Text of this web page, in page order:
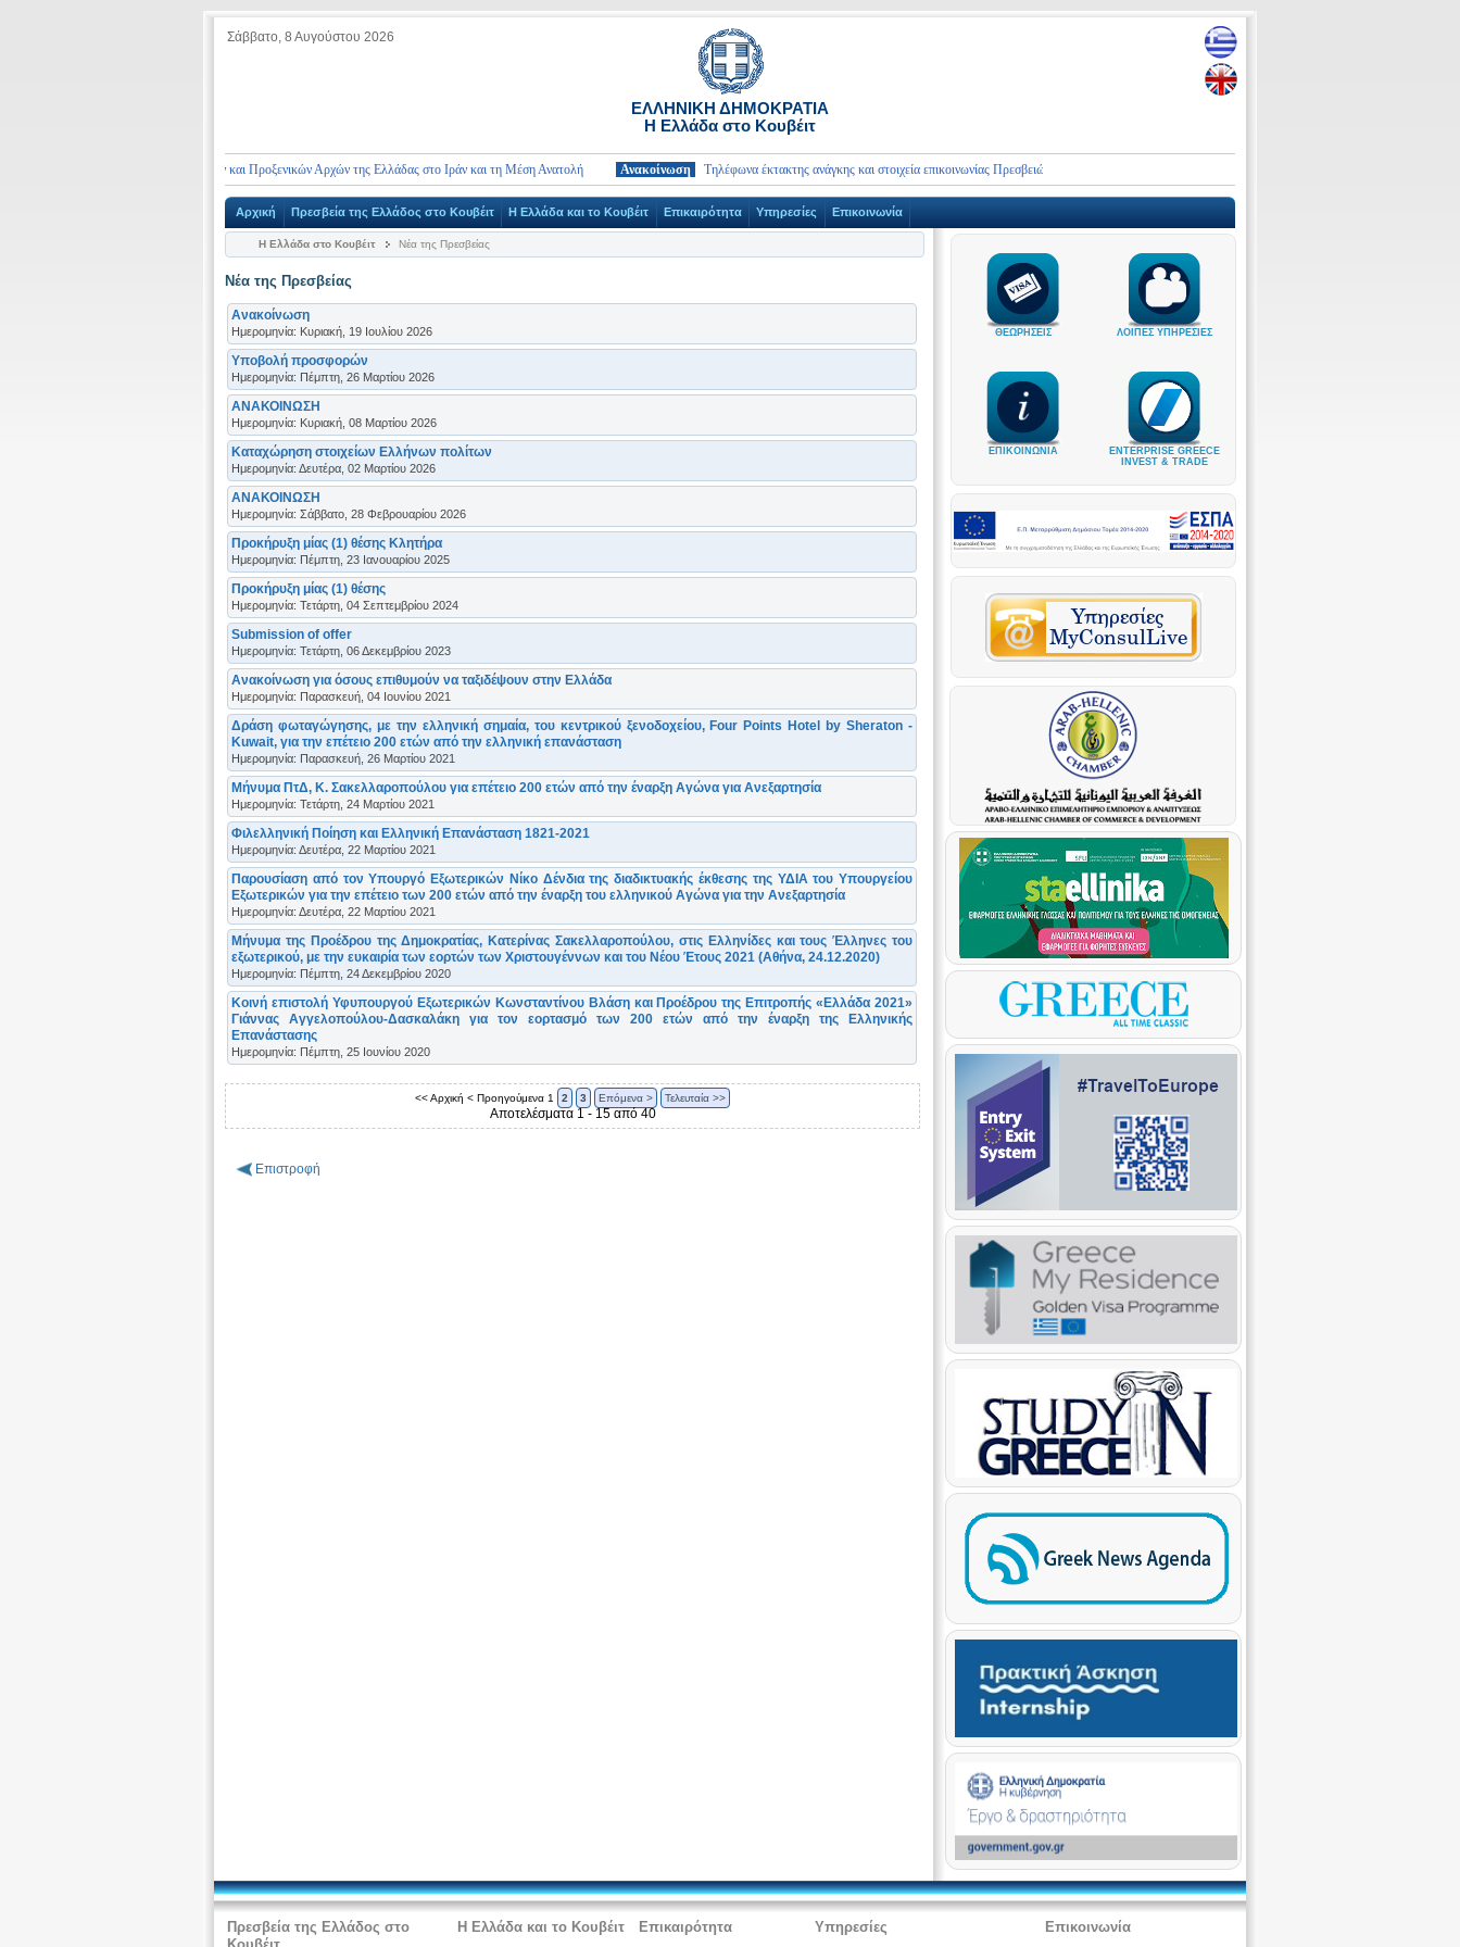
Σάββατο, 8 Αυγούστου 2026
ΕΛΛΗΝΙΚΗ ΔΗΜΟΚΡΑΤΙΑ
Η Ελλάδα στο Κουβέιτ
επικοινωνίας Πρεσβειών και Προξενικών Αρχών της Ελλάδας στο Ιράν και τη Μέση Ανατολή Ανακοίνωση Τηλέφωνα έκτακτης ανάγκης και στοιχεία επικοινωνίας Πρεσβειών και Προξενικών Αρχών της Ελλάδας στο Ιράν και τη Μέση Ανατολή
Αρχική Πρεσβεία της Ελλάδος στο Κουβέιτ Η Ελλάδα και το Κουβέιτ Επικαιρότητα Υπηρεσίες Επικοινωνία
Η Ελλάδα στο Κουβέιτ Νέα της Πρεσβείας
Νέα της Πρεσβείας
Ανακοίνωση
Ημερομηνία: Κυριακή, 19 Ιουλίου 2026
Υποβολή προσφορών
Ημερομηνία: Πέμπτη, 26 Μαρτίου 2026
ΑΝΑΚΟΙΝΩΣΗ
Ημερομηνία: Κυριακή, 08 Μαρτίου 2026
Καταχώρηση στοιχείων Ελλήνων πολίτων
Ημερομηνία: Δευτέρα, 02 Μαρτίου 2026
ΑΝΑΚΟΙΝΩΣΗ
Ημερομηνία: Σάββατο, 28 Φεβρουαρίου 2026
Προκήρυξη μίας (1) θέσης Κλητήρα
Ημερομηνία: Πέμπτη, 23 Ιανουαρίου 2025
Προκήρυξη μίας (1) θέσης
Ημερομηνία: Τετάρτη, 04 Σεπτεμβρίου 2024
Submission of offer
Ημερομηνία: Τετάρτη, 06 Δεκεμβρίου 2023
Ανακοίνωση για όσους επιθυμούν να ταξιδέψουν στην Ελλάδα
Ημερομηνία: Παρασκευή, 04 Ιουνίου 2021
Δράση φωταγώγησης, με την ελληνική σημαία, του κεντρικού ξενοδοχείου, Four Points Ηotel by Sheraton -
Kuwait, για την επέτειο 200 ετών από την ελληνική επανάσταση
Ημερομηνία: Παρασκευή, 26 Μαρτίου 2021
Μήνυμα ΠτΔ, Κ. Σακελλαροπούλου για επέτειο 200 ετών από την έναρξη Αγώνα για Ανεξαρτησία
Ημερομηνία: Τετάρτη, 24 Μαρτίου 2021
Φιλελληνική Ποίηση και Ελληνική Επανάσταση 1821-2021
Ημερομηνία: Δευτέρα, 22 Μαρτίου 2021
Παρουσίαση από τον Υπουργό Εξωτερικών Νίκο Δένδια της διαδικτυακής έκθεσης της ΥΔΙΑ του Υπουργείου
Εξωτερικών για την επέτειο των 200 ετών από την έναρξη του ελληνικού Αγώνα για την Ανεξαρτησία
Ημερομηνία: Δευτέρα, 22 Μαρτίου 2021
Μήνυμα της Προέδρου της Δημοκρατίας, Κατερίνας Σακελλαροπούλου, στις Ελληνίδες και τους Έλληνες του
εξωτερικού, με την ευκαιρία των εορτών των Χριστουγέννων και του Νέου Έτους 2021 (Αθήνα, 24.12.2020)
Ημερομηνία: Πέμπτη, 24 Δεκεμβρίου 2020
Κοινή επιστολή Υφυπουργού Εξωτερικών Κωνσταντίνου Βλάση και Προέδρου της Επιτροπής «Ελλάδα 2021»
Γιάννας Αγγελοπούλου-Δασκαλάκη για τον εορτασμό των 200 ετών από την έναρξη της Ελληνικής
Επανάστασης
Ημερομηνία: Πέμπτη, 25 Ιουνίου 2020
<< Αρχική < Προηγούμενα 1 2 3 Επόμενα > Τελευταία >>
Αποτελέσματα 1 - 15 από 40
Επιστροφή
ΘΕΩΡΗΣΕΙΣ ΛΟΙΠΕΣ ΥΠΗΡΕΣΙΕΣ
ΕΠΙΚΟΙΝΩΝΙΑ
ENTERPRISE GREECE
INVEST & TRADE
Πρεσβεία της Ελλάδος στο
Η Ελλάδα και το Κουβέιτ Επικαιρότητα Υπηρεσίες Επικοινωνία